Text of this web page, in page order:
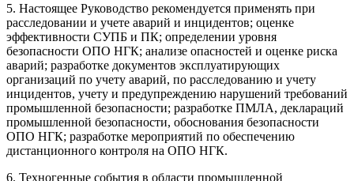
5. Настоящее Руководство рекомендуется применять при
расследовании и учете аварий и инцидентов; оценке
эффективности СУПБ и ПК; определении уровня
безопасности ОПО НГК; анализе опасностей и оценке риска
аварий; разработке документов эксплуатирующих
организаций по учету аварий, по расследованию и учету
инцидентов, учету и предупреждению нарушений требований
промышленной безопасности; разработке ПМЛА, деклараций
промышленной безопасности, обоснования безопасности
ОПО НГК; разработке мероприятий по обеспечению
дистанционного контроля на ОПО НГК.
6. Техногенные события в области промышленной